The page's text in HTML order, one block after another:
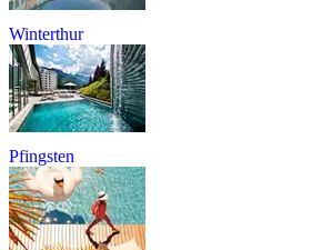
Winterthur
Pfingsten